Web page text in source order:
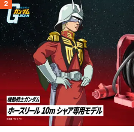
2